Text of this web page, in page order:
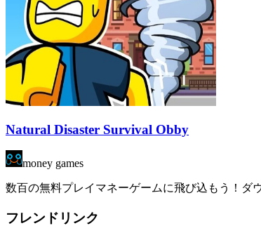
Natural Disaster Survival Obby
money games
数百の無料プレイマネーゲームに飛び込もう！ダ
フレンドリンク